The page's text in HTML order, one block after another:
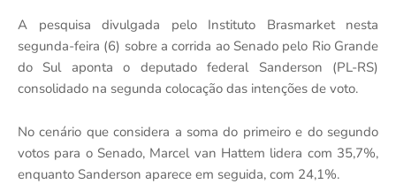
A pesquisa divulgada pelo Instituto Brasmarket nesta
segunda-feira (6) sobre a corrida ao Senado pelo Rio Grande
do Sul aponta o deputado federal Sanderson (PL-RS)
consolidado na segunda colocação das intenções de voto.
No cenário que considera a soma do primeiro e do segundo
votos para o Senado, Marcel van Hattem lidera com 35,7%,
enquanto Sanderson aparece em seguida, com 24,1%.